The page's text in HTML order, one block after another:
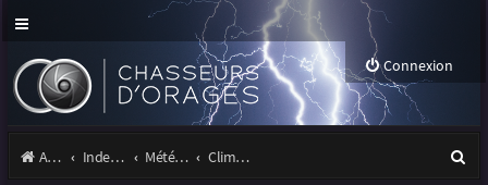
Connexion
Accueil Index du forum Météo et climatologie des orages Climatologie des orages